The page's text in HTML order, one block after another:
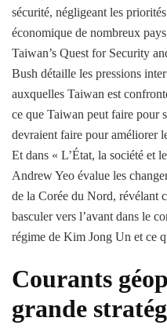
sécurité, négligeant les
économique de nombreux
Taiwan’s Quest for Security
Bush détaille les pressions
auxquelles Taiwan est
ce que Taiwan peut faire pour
devraient faire pour améliorer
Et dans « L’État, la société et
Andrew Yeo évalue les
de la Corée du Nord, révélant
basculer vers l’avant dans le
régime de Kim Jong Un et ce
Courants
grande